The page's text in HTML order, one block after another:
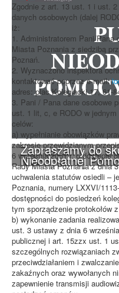
Zapraszamy do
Nieodpłatnej
Zgodnie z art. 13 ust. 1 i ust.
danych osobowych (dalej
iż:
1. Administratorem Pani/
Miasta Poznania z siedzibą
Poznań.
2. Wyznaczono inspektora
kontaktować poprzez e-mail:
adres: plac Kolegiacki 17, 61-
3. Pani / Pana dane osobowe
ust. 1 lit, c, e RODO w
celów:
a) wypełnianie obowiązków
zakresie przewidzianym
6 września 2001 r. o dostępie
Rady Miasta Poznania z dnia
uchwalenia statutów osiedli –
Poznania, numery LXXVI/
dostępności do posiedzeń
tym sporządzenie protokołów
b) wykonanie zadania
ust. 3 ustawy z dnia 6
publicznej i art. 15zzx ust. 1
szczególnych rozwiązaniach
przeciwdziałaniem i
zakaźnych oraz wywołanych
zapewnienie transmisji